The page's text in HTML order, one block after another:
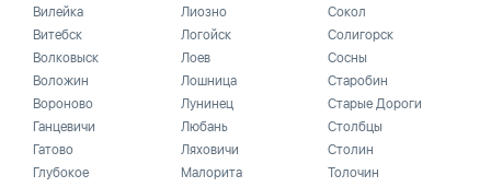
Вилейка
Витебск
Волковыск
Воложин
Вороново
Ганцевичи
Гатово
Глубокое
Лиозно
Логойск
Лоев
Лошница
Лунинец
Любань
Ляховичи
Малорита
Сокол
Солигорск
Сосны
Старобин
Старые Дороги
Столбцы
Столин
Толочин